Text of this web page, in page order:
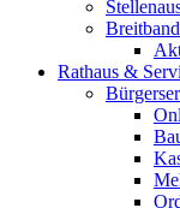
Breitband
Rathaus &